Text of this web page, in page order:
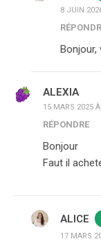
8 JUIN
Bonjour,
ALEXIA
15 MARS 2025
RÉPONDRE
Bonjour
Faut il
ALICE
17 MARS